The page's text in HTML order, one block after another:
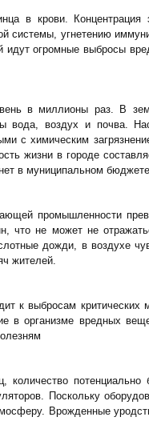
в крови. Концентрация
системы, угнетению
идут огромные выбросы
в миллионы раз. В
вода, воздух и почва.
с химическим
жизни в городе
в муниципальном
промышленности
что не может не
дожди, в воздухе
жителей.
к выбросам критических
в организме вредных
количество
Поскольку
Врожденные